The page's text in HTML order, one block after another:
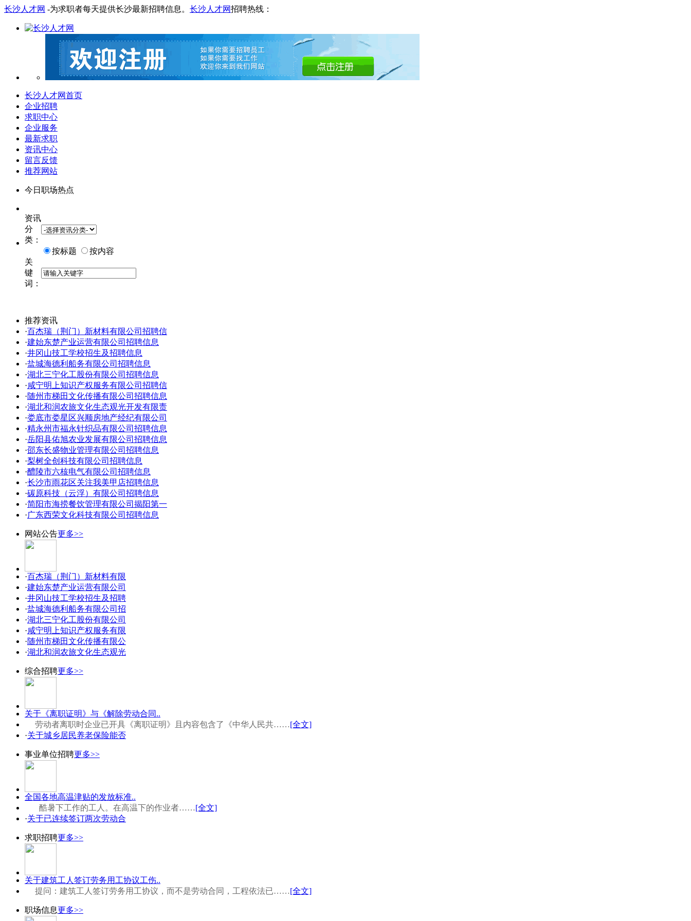
长沙人才网 -为求职者每天提供长沙最新招聘信息。 长沙人才网招聘热线：
长沙人才网首页
企业招聘
求职中心
企业服务
最新求职
资讯中心
留言反馈
推荐网站
今日职场热点
资讯
分
类：
按标题
按内容
关
键
词：
推荐资讯
·百杰瑞（荆门）新材料有限公司招聘信
·建始东楚产业运营有限公司招聘信息
·井冈山技工学校招生及招聘信息
·盐城海德利船务有限公司招聘信息
·湖北三宁化工股份有限公司招聘信息
·咸宁明上知识产权服务有限公司招聘信
·随州市梯田文化传播有限公司招聘信息
·湖北和润农旅文化生态观光开发有限责
·娄底市娄星区兴顺房地产经纪有限公司
·精永州市福永针织品有限公司招聘信息
·岳阳县佑旭农业发展有限公司招聘信息
·邵东长盛物业管理有限公司招聘信息
·梨树全创科技有限公司招聘信息
·醴陵市六核电气有限公司招聘信息
·长沙市雨花区关注我美甲店招聘信息
·碳原科技（云浮）有限公司招聘信息
·简阳市海捞餐饮管理有限公司揭阳第一
·广东西荣文化科技有限公司招聘信息
网站公告更多>>
·百杰瑞（荆门）新材料有限
·建始东楚产业运营有限公司
·井冈山技工学校招生及招聘
·盐城海德利船务有限公司招
·湖北三宁化工股份有限公司
·咸宁明上知识产权服务有限
·随州市梯田文化传播有限公
·湖北和润农旅文化生态观光
综合招聘更多>>
关于《离职证明》与《解除劳动合同..
劳动者离职时企业已开具《离职证明》且内容包含了《中华人民共……[全文]
·关于城乡居民养老保险能否
事业单位招聘更多>>
全国各地高温津贴的发放标准..
酷暑下工作的工人。在高温下的作业者……[全文]
·关于已连续签订两次劳动合
求职招聘更多>>
关于建筑工人签订劳务用工协议工伤..
提问：建筑工人签订劳务用工协议，而不是劳动合同，工程依法已……[全文]
职场信息更多>>